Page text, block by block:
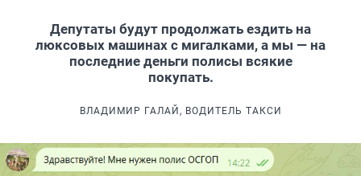
Депутаты будут продолжать ездить на
люксовых машинах с мигалками, а мы — на
последние деньги полисы всякие
покупать.
ВЛАДИМИР ГАЛАЙ, ВОДИТЕЛЬ ТАКСИ